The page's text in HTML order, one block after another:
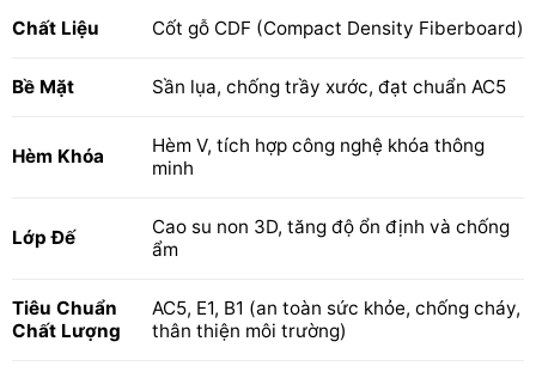
Chất Liệu Cốt gỗ CDF (Compact Density Fiberboard)
Bề Mặt Sần lụa, chống trầy xước, đạt chuẩn AC5
Hèm Khóa
Hèm V, tích hợp công nghệ khóa thông
minh
Lớp Đế
Cao su non 3D, tăng độ ổn định và chống
ẩm
Tiêu Chuẩn
Chất Lượng
AC5, E1, B1 (an toàn sức khỏe, chống cháy,
thân thiện môi trường)